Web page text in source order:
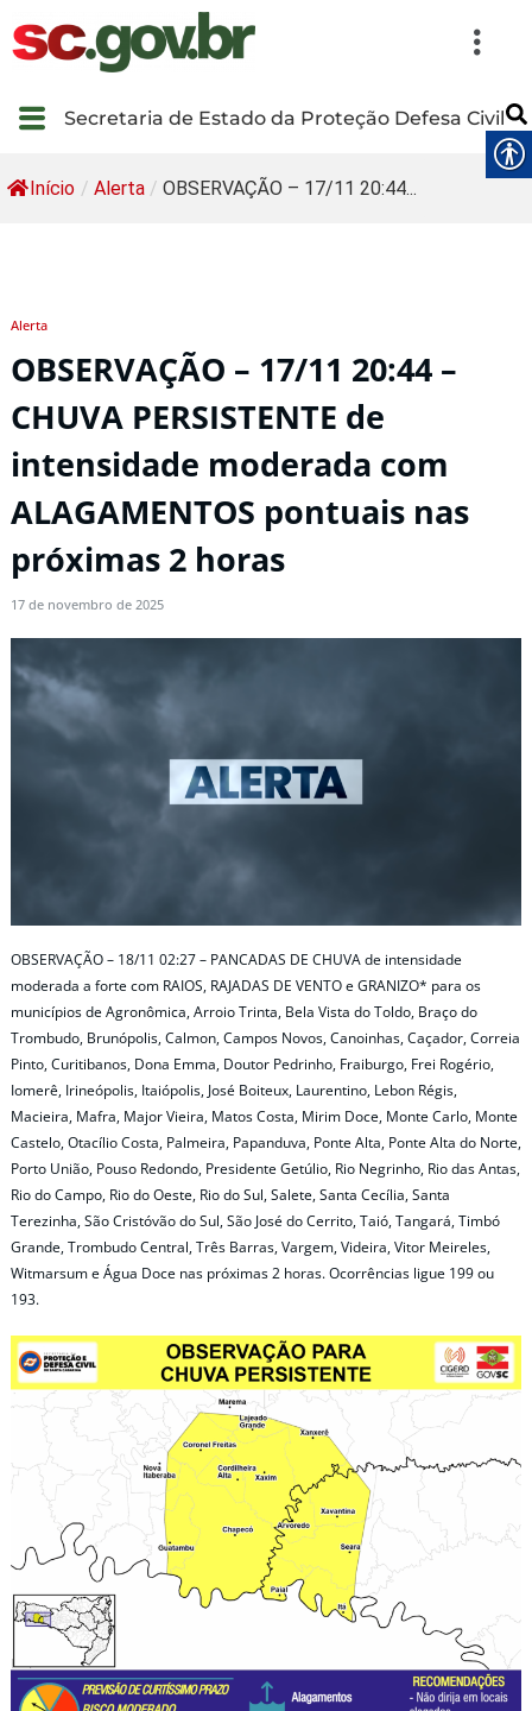
Secretaria de Estado da Proteção Defesa Civil
Início / Alerta / OBSERVAÇÃO – 17/11 20:44...
Alerta
OBSERVAÇÃO – 17/11 20:44 –
CHUVA PERSISTENTE de
intensidade moderada com
ALAGAMENTOS pontuais nas
próximas 2 horas
17 de novembro de 2025
OBSERVAÇÃO – 18/11 02:27 – PANCADAS DE CHUVA de intensidade
moderada a forte com RAIOS, RAJADAS DE VENTO e GRANIZO* para os
municípios de Agronômica, Arroio Trinta, Bela Vista do Toldo, Braço do
Trombudo, Brunópolis, Calmon, Campos Novos, Canoinhas, Caçador, Correia
Pinto, Curitibanos, Dona Emma, Doutor Pedrinho, Fraiburgo, Frei Rogério,
Iomerê, Irineópolis, Itaiópolis, José Boiteux, Laurentino, Lebon Régis,
Macieira, Mafra, Major Vieira, Matos Costa, Mirim Doce, Monte Carlo, Monte
Castelo, Otacílio Costa, Palmeira, Papanduva, Ponte Alta, Ponte Alta do Norte,
Porto União, Pouso Redondo, Presidente Getúlio, Rio Negrinho, Rio das Antas,
Rio do Campo, Rio do Oeste, Rio do Sul, Salete, Santa Cecília, Santa
Terezinha, São Cristóvão do Sul, São José do Cerrito, Taió, Tangará, Timbó
Grande, Trombudo Central, Três Barras, Vargem, Videira, Vitor Meireles,
Witmarsum e Água Doce nas próximas 2 horas. Ocorrências ligue 199 ou
193.